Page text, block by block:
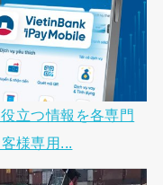
立つ情報を各専門
様専用...